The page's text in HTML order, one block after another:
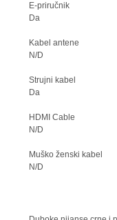
E-priručnik
Da
Kabel antene
N/D
Strujni kabel
Da
HDMI Cable
N/D
Muško ženski kabel
N/D